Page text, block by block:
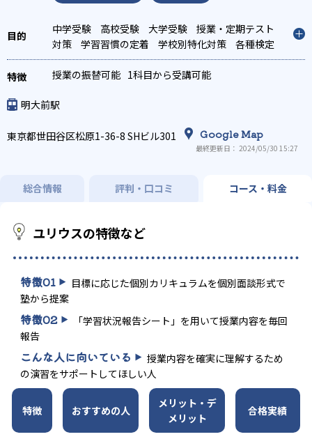
中学受験 高校受験 大学受験
授業・定期テスト
対策
学習習慣の定着 学校別特化対策
各種検定
対策
科目別特化対策
授業の振替可能 1科目から受講可能
明大前駅
東京都世田谷区松原1-36-8 SHビル301 Google Map
最終更新日： 2024/05/30 15:27
総合情報 評判・口コミ コース・料金
ユリウスの特徴など
特徴01
目標に応じた個別カリキュラムを個別面談形式で
塾から提案
特徴02
「学習状況報告シート」を用いて授業内容を毎回
報告
こんな人に向いている
授業内容を確実に理解するため
の演習をサポートしてほしい人
特徴 おすすめの人
メリット・デ
メリット
合格実績